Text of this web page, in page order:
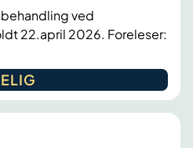
ved
22.april 2026. Foreleser: